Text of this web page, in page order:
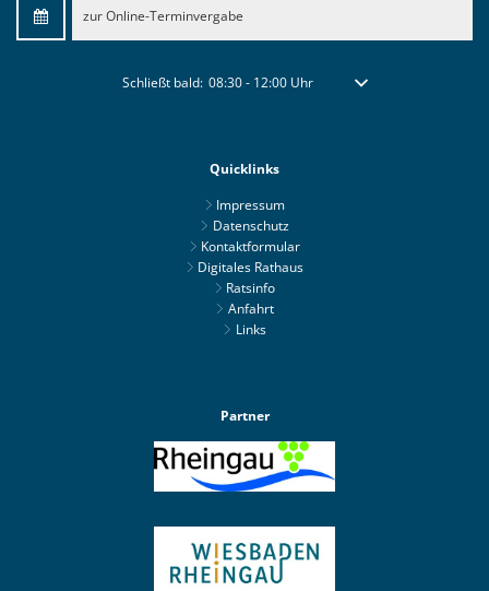
zur Online-Terminvergabe
Klicken, um weitere Öffnungs- oder Schließzeiten
Schließt bald: 08:30- 12:00Uhr Von 08:30 bis 12:00 Uhr
Quicklinks
Impressum
Datenschutz
Kontaktformular
Digitales Rathaus
Ratsinfo
Anfahrt
Links
Partner